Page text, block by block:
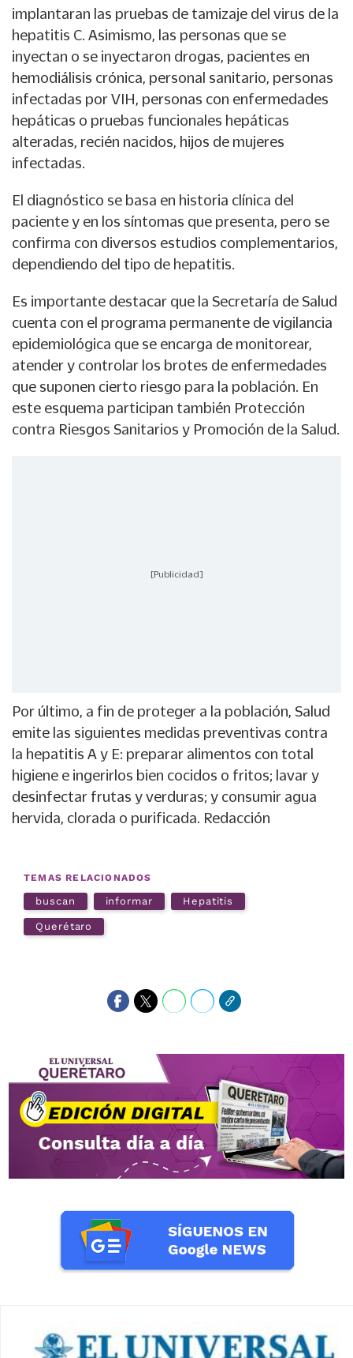
implantaran las pruebas de tamizaje del virus de la
hepatitis C. Asimismo, las personas que se
inyectan o se inyectaron drogas, pacientes en
hemodiálisis crónica, personal sanitario, personas
infectadas por VIH, personas con enfermedades
hepáticas o pruebas funcionales hepáticas
alteradas, recién nacidos, hijos de mujeres
infectadas.
El diagnóstico se basa en historia clínica del
paciente y en los síntomas que presenta, pero se
confirma con diversos estudios complementarios,
dependiendo del tipo de hepatitis.
Es importante destacar que la Secretaría de Salud
cuenta con el programa permanente de vigilancia
epidemiológica que se encarga de monitorear,
atender y controlar los brotes de enfermedades
que suponen cierto riesgo para la población. En
este esquema participan también Protección
contra Riesgos Sanitarios y Promoción de la Salud.
[Publicidad]
Por último, a fin de proteger a la población, Salud
emite las siguientes medidas preventivas contra
la hepatitis A y E: preparar alimentos con total
higiene e ingerirlos bien cocidos o fritos; lavar y
desinfectar frutas y verduras; y consumir agua
hervida, clorada o purificada. Redacción
TEMAS RELACIONADOS
buscan informar Hepatitis
Querétaro